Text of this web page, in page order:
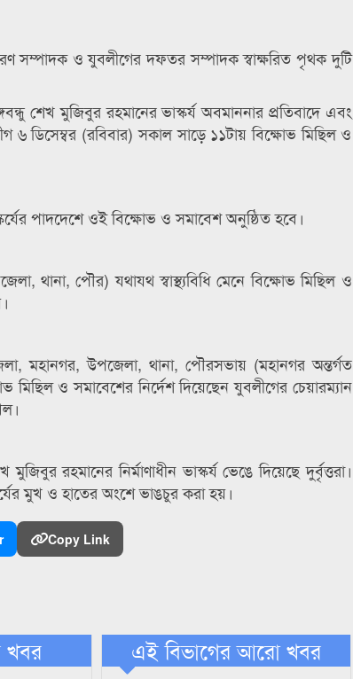
সম্পাদক ও যুবলীগের দফতর সম্পাদক স্বাক্ষরিত পৃথক দুটি
শেখ মুজিবুর রহমানের ভাস্কর্য অবমাননার প্রতিবাদে এবং
৬ ডিসেম্বর (রবিবার) সকাল সাড়ে ১১টায় বিক্ষোভ মিছিল ও
পাদদেশে ওই বিক্ষোভ ও সমাবেশ অনুষ্ঠিত হবে।
থানা, পৌর) যথাযথ স্বাস্থ্যবিধি মেনে বিক্ষোভ মিছিল ও
মহানগর, উপজেলা, থানা, পৌরসভায় (মহানগর অন্তর্গত
ও সমাবেশের নির্দেশ দিয়েছেন যুবলীগের চেয়ারম্যান
রহমানের নির্মাণাধীন ভাস্কর্য ভেঙে দিয়েছে দুর্বৃত্তরা।
মুখ ও হাতের অংশে ভাঙচুর করা হয়।
Copy Link
খবর এই বিভাগের আরো খবর